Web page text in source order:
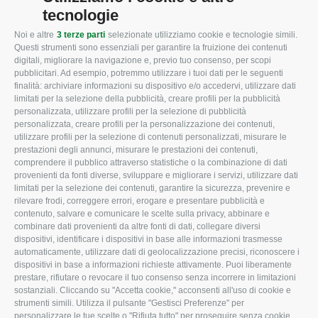
tecnologie
Noi e altre 3 terze parti selezionate utilizziamo cookie e tecnologie simili.
Questi strumenti sono essenziali per garantire la fruizione dei contenuti
digitali, migliorare la navigazione e, previo tuo consenso, per scopi
pubblicitari. Ad esempio, potremmo utilizzare i tuoi dati per le seguenti
finalità: archiviare informazioni su dispositivo e/o accedervi, utilizzare dati
limitati per la selezione della pubblicità, creare profili per la pubblicità
personalizzata, utilizzare profili per la selezione di pubblicità
personalizzata, creare profili per la personalizzazione dei contenuti,
utilizzare profili per la selezione di contenuti personalizzati, misurare le
prestazioni degli annunci, misurare le prestazioni dei contenuti,
comprendere il pubblico attraverso statistiche o la combinazione di dati
provenienti da fonti diverse, sviluppare e migliorare i servizi, utilizzare dati
limitati per la selezione dei contenuti, garantire la sicurezza, prevenire e
rilevare frodi, correggere errori, erogare e presentare pubblicità e
contenuto, salvare e comunicare le scelte sulla privacy, abbinare e
combinare dati provenienti da altre fonti di dati, collegare diversi
dispositivi, identificare i dispositivi in base alle informazioni trasmesse
automaticamente, utilizzare dati di geolocalizzazione precisi, riconoscere i
dispositivi in base a informazioni richieste attivamente. Puoi liberamente
prestare, rifiutare o revocare il tuo consenso senza incorrere in limitazioni
sostanziali. Cliccando su "Accetta cookie," acconsenti all'uso di cookie e
strumenti simili. Utilizza il pulsante "Gestisci Preferenze" per
personalizzare le tue scelte o "Rifiuta tutto" per proseguire senza cookie
CONFAGRICOLTURA
ROVIGO
L'Associazione
Missione e Progetto
Organigramma aziendale
I Nostri Servizi
Uffici della Sede
provinciale
Le Sedi di Zona
Agricoltori S.r.l.
Whistleblowing
Confagricoltura Rovigo e
Agricoltori srl
CONFAGRICOLTURA
INFORMA
Tecnico
Fiscale
Lavoro
Ambiente
Associazione
CONFAGRICOLTURA
ATTIVA
Notizie in evidenza
Eventi
Comunicati Stampa
Video